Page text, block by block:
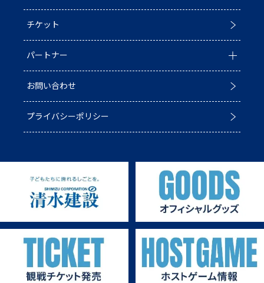
普及活動
ACADEMY
第6戦ホストゲーム
青鮫祭り2026
第4戦ホストゲーム
第3戦ホストゲーム
第1戦ホストゲーム
チームの歴史
ホストのご案内
チケット
パートナー
パートナー一覧
パートナー募集
お問い合わせ
プライバシーポリシー